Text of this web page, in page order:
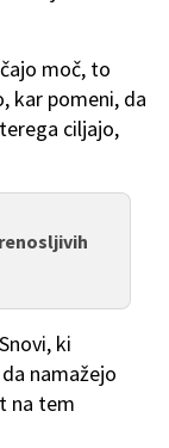
moč, to
kar pomeni, da
ciljajo,
ki
namažejo
na tem